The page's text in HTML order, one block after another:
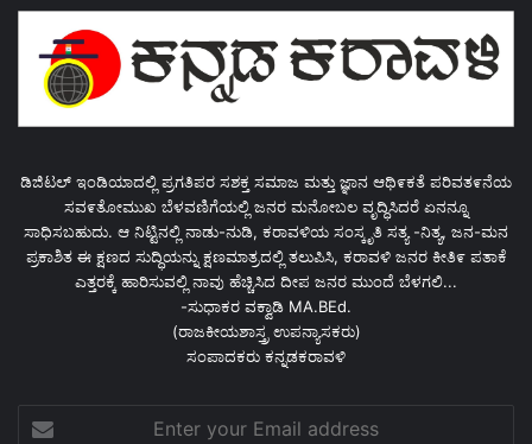
ಡಿಜಿಟಲ್ ಇಂಡಿಯಾದಲ್ಲಿ ಪ್ರಗತಿಪರ ಸಶಕ್ತ ಸಮಾಜ ಮತ್ತು ಜ್ಞಾನ ಆಥಿ೯ಕತೆ ಪರಿವತ೯ನೆಯ
ಸವ೯ತೋಮುಖ ಬೆಳವಣಿಗೆಯಲ್ಲಿ ಜನರ ಮನೋಬಲ ವೃದ್ಧಿಸಿದರೆ ಏನನ್ನೂ
ಸಾಧಿಸಬಹುದು. ಆ ನಿಟ್ಟಿನಲ್ಲಿ ನಾಡು-ನುಡಿ, ಕರಾವಳಿಯ ಸಂಸ್ಕೃತಿ ಸತ್ಯ -ನಿತ್ಯ, ಜನ-ಮನ
ಪ್ರಕಾಶಿತ ಈ ಕ್ಷಣದ ಸುದ್ಧಿಯನ್ನು ಕ್ಷಣಮಾತ್ರದಲ್ಲಿ ತಲುಪಿಸಿ, ಕರಾವಳಿ ಜನರ ಕೀತಿ೯ ಪತಾಕೆ
ಎತ್ತರಕ್ಕೆ ಹಾರಿಸುವಲ್ಲಿ ನಾವು ಹೆಚ್ಚಿಸಿದ ದೀಪ ಜನರ ಮುಂದೆ ಬೆಳಗಲಿ...
-ಸುಧಾಕರ ವಕ್ವಾಡಿ MA.BEd.
(ರಾಜಕೀಯಶಾಸ್ತ್ರ ಉಪನ್ಯಾಸಕರು)
ಸಂಪಾದಕರು ಕನ್ನಡಕರಾವಳಿ